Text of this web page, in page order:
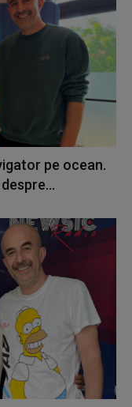
pe ocean.